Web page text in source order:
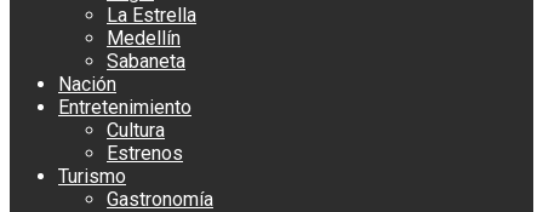
La Estrella
Medellín
Sabaneta
Nación
Entretenimiento
Cultura
Estrenos
Turismo
Gastronomía